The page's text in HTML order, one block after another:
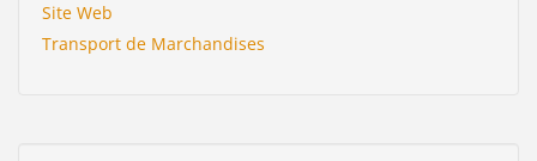
Site Web
Transport de Marchandises